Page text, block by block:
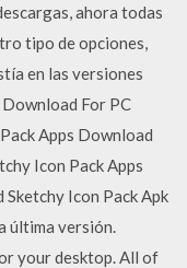
ahora todas
tipo de opciones,
en las versiones
For PC
Apps Download
Icon Pack Apps
Icon Pack Apk
última versión.
your desktop. All of